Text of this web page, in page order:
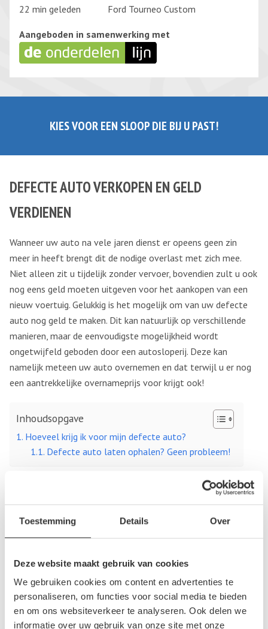
Toestemming Details Over
Deze website maakt gebruik van cookies
We gebruiken cookies om content en advertenties te
personaliseren, om functies voor social media te bieden
en om ons websiteverkeer te analyseren. Ook delen we
informatie over uw gebruik van onze site met onze
22 min geleden
Ford Tourneo Custom
Aangeboden in samenwerking met
KIES VOOR EEN SLOOP DIE BIJ U PAST!
DEFECTE AUTO VERKOPEN EN GELD
VERDIENEN
Wanneer uw auto na vele jaren dienst er opeens geen zin
meer in heeft brengt dit de nodige overlast met zich mee.
Niet alleen zit u tijdelijk zonder vervoer, bovendien zult u ook
nog eens geld moeten uitgeven voor het aankopen van een
nieuw voertuig. Gelukkig is het mogelijk om van uw defecte
auto nog geld te maken. Dit kan natuurlijk op verschillende
manieren, maar de eenvoudigste mogelijkheid wordt
ongetwijfeld geboden door een autosloperij. Deze kan
namelijk meteen uw auto overnemen en dat terwijl u er nog
een aantrekkelijke overnameprijs voor krijgt ook!
Inhoudsopgave
Hoeveel krijg ik voor mijn defecte auto?
Defecte auto laten ophalen? Geen probleem!
maar hoeveel zult u nu precies ontvangen voor uw defecte
wordt er namelijk gekeken naar de omvang van het voertuig,
maar daarnaast worden ook de aanwezige onderdelen
geïnspecteerd. Het is immers perfect mogelijk dat enkele
cruciale onderdelen niet meer naar behoren functioneren,
maar daarom kan de rest van de auto nog wel gewoon